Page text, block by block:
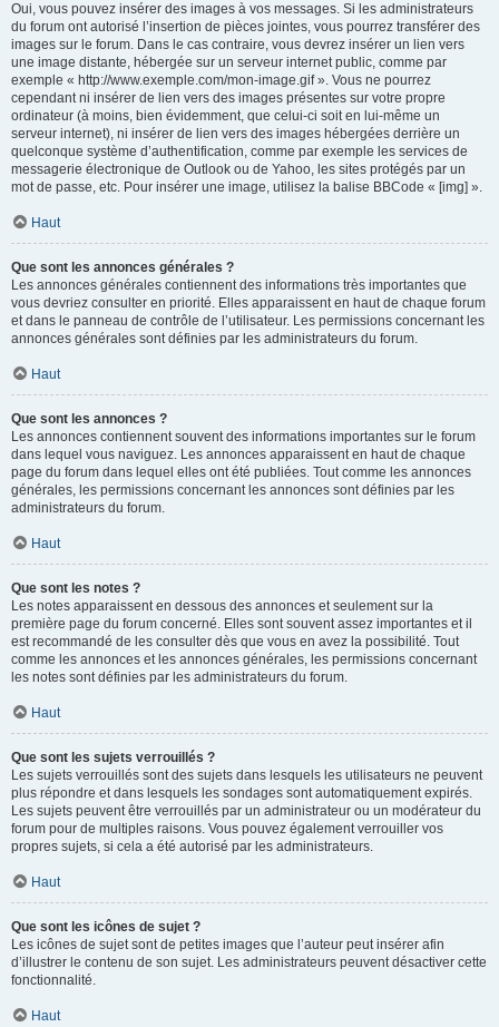
Oui, vous pouvez insérer des images à vos messages. Si les administrateurs
du forum ont autorisé l’insertion de pièces jointes, vous pourrez transférer des
images sur le forum. Dans le cas contraire, vous devrez insérer un lien vers
une image distante, hébergée sur un serveur internet public, comme par
exemple « http://www.exemple.com/mon-image.gif ». Vous ne pourrez
cependant ni insérer de lien vers des images présentes sur votre propre
ordinateur (à moins, bien évidemment, que celui-ci soit en lui-même un
serveur internet), ni insérer de lien vers des images hébergées derrière un
quelconque système d’authentification, comme par exemple les services de
messagerie électronique de Outlook ou de Yahoo, les sites protégés par un
mot de passe, etc. Pour insérer une image, utilisez la balise BBCode « [img] ».
Haut
Que sont les annonces générales ?
Les annonces générales contiennent des informations très importantes que
vous devriez consulter en priorité. Elles apparaissent en haut de chaque forum
et dans le panneau de contrôle de l’utilisateur. Les permissions concernant les
annonces générales sont définies par les administrateurs du forum.
Haut
Que sont les annonces ?
Les annonces contiennent souvent des informations importantes sur le forum
dans lequel vous naviguez. Les annonces apparaissent en haut de chaque
page du forum dans lequel elles ont été publiées. Tout comme les annonces
générales, les permissions concernant les annonces sont définies par les
administrateurs du forum.
Haut
Que sont les notes ?
Les notes apparaissent en dessous des annonces et seulement sur la
première page du forum concerné. Elles sont souvent assez importantes et il
est recommandé de les consulter dès que vous en avez la possibilité. Tout
comme les annonces et les annonces générales, les permissions concernant
les notes sont définies par les administrateurs du forum.
Haut
Que sont les sujets verrouillés ?
Les sujets verrouillés sont des sujets dans lesquels les utilisateurs ne peuvent
plus répondre et dans lesquels les sondages sont automatiquement expirés.
Les sujets peuvent être verrouillés par un administrateur ou un modérateur du
forum pour de multiples raisons. Vous pouvez également verrouiller vos
propres sujets, si cela a été autorisé par les administrateurs.
Haut
Que sont les icônes de sujet ?
Les icônes de sujet sont de petites images que l’auteur peut insérer afin
d’illustrer le contenu de son sujet. Les administrateurs peuvent désactiver cette
fonctionnalité.
Haut